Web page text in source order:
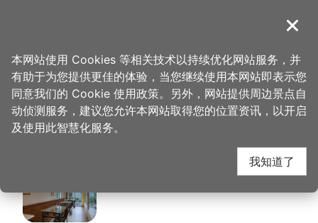
導覽
首页 > 想去的地方 > 美食、购物 > 万家老街猪脚
万家老街猪脚 周边店家
关闭
本网站使用 Cookies 等相关技术以持续优化网站服务，并
有助于为您提供更佳的体验，当您继续使用本网站即表示您
同意我们的 Cookie 使用政策。另外，网站提供周边景点自
动侦测服务，建议您允许本网站取得您的位置资讯，以开启
及使用此智慧化服务。
我知道了